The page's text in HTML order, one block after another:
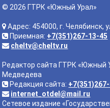
© 2026 ГТРК «Южный Урал»
Адрес: 454000, г. Челябинск,
Приемная: +7(351)267-13-45
cheltv@cheltv.ru
Редактор сайта ГТРК «Южный
Медведева
Редакция сайта:
internet_otdel@mail.ru
Сетевое издание